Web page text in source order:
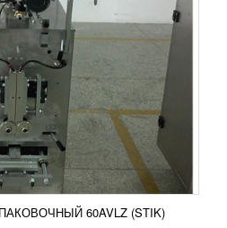
60AVLZ (STIK)
ВЕРТИКАЛЬНАЯ
MAG-520P
вертикального типа
любого типа (до 3000
одной технологической
Добавить в сравнение